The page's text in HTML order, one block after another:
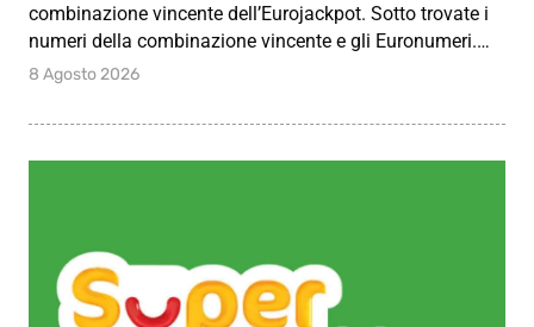
combinazione vincente dell’Eurojackpot. Sotto trovate i
numeri della combinazione vincente e gli Euronumeri.…
8 Agosto 2026